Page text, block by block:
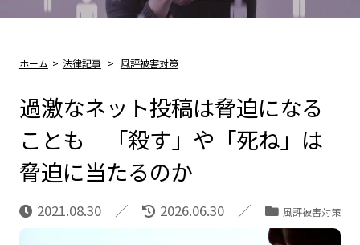
ホーム > 法律記事 > 風評被害対策
過激なネット投稿は脅迫になる
ことも 「殺す」や「死ね」は
脅迫に当たるのか
2021.08.30 2026.06.30 風評被害対策